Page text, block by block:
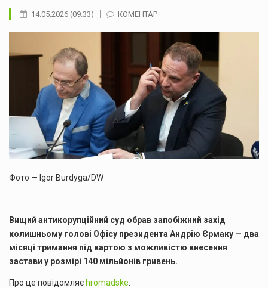
14.05.2026 (09:33) КОМЕНТАР
Фото — Igor Burdyga/DW
Вищий антикорупційний суд обрав запобіжний захід
колишньому голові Офісу президента Андрію Єрмаку — два
місяці тримання під вартою з можливістю внесення
застави у розмірі 140 мільйонів гривень.
Про це повідомляєhromadske